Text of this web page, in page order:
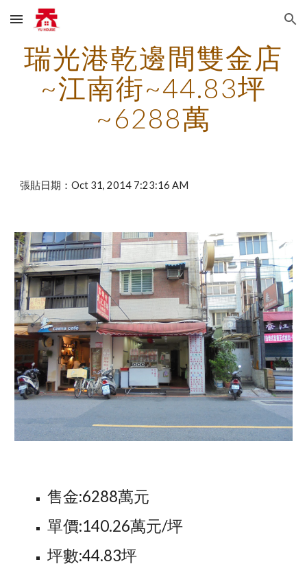
Skip to main content Skip to navigation
瑞光港乾邊間雙金店
~江南街~44.83坪
~6288萬
張貼日期：Oct 31, 2014 7:23:16 AM
售金:6288萬元
單價:140.26萬元/坪
坪數:44.83坪